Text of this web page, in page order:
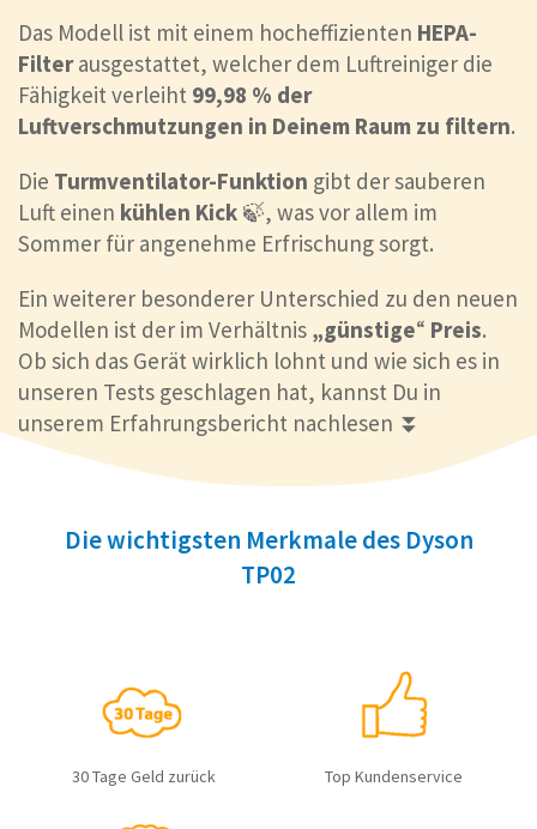
Das Modell ist mit einem hocheffizienten HEPA-
Filterausgestattet, welcher dem Luftreiniger die
Fähigkeit verleiht 99,98 % der
Luftverschmutzungen in Deinem Raum zu filtern.
Die Turmventilator-Funktion gibt der sauberen
Luft einen kühlen Kick 🍃, was vor allem im
Sommer für angenehme Erfrischung sorgt.
Ein weiterer besonderer Unterschied zu den neuen
Modellen ist der im Verhältnis „günstige“ Preis.
Ob sich das Gerät wirklich lohnt und wie sich es in
unseren Tests geschlagen hat, kannst Du in
unserem Erfahrungsbericht nachlesen ⏬
Die wichtigsten Merkmale des Dyson
TP02
30 Tage Geld zurück Top Kundenservice